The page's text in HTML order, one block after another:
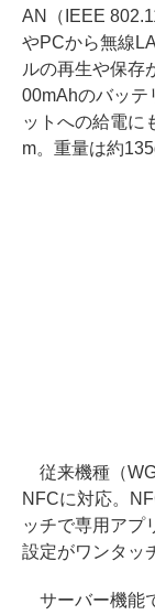
AN（IEEE
やPCから無線
ルの再生や保存
00mAhのバッテ
ットへの給電に
m。重量は約
従来機種（
NFCに対応。
ッチで専用アプ
設定がワンタッ
サーバー機能